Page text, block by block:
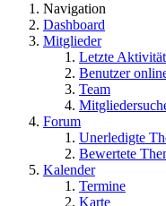
Navigation
Dashboard
Mitglieder
Letzte
Benutzer
Team
Forum
Unerledigte
Bewertete
Kalender
Termine
Karte